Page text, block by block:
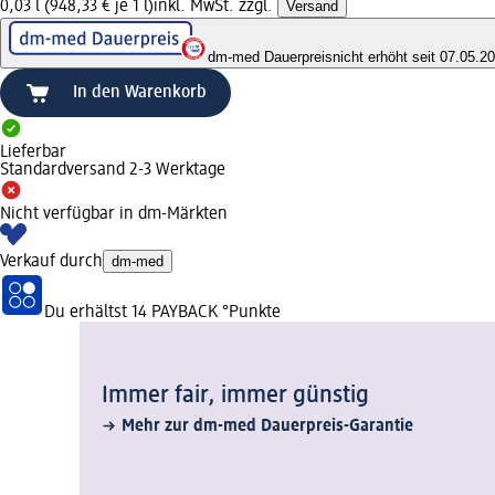
0,03 l (948,33 € je 1 l)inkl. MwSt. zzgl. Versand
dm-med Dauerpreisnicht erhöht seit
In den Warenkorb
Lieferbar
Standardversand 2-3 Werktage
Nicht verfügbar in dm-Märkten
Verkauf durch dm-med
Du erhältst 14 PAYBACK °Punkte
Immer fair,­ immer günstig
Mehr zur dm-med Dauerpreis-Garantie